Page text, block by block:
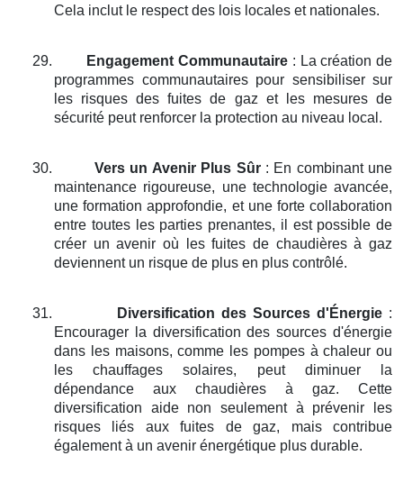
Cela inclut le respect des lois locales et nationales.
29. Engagement Communautaire : La création de
programmes communautaires pour sensibiliser sur
les risques des fuites de gaz et les mesures de
sécurité peut renforcer la protection au niveau local.
30. Vers un Avenir Plus Sûr: En combinant une
maintenance rigoureuse, une technologie avancée,
une formation approfondie, et une forte collaboration
entre toutes les parties prenantes, il est possible de
créer un avenir où les fuites de chaudières à gaz
deviennent un risque de plus en plus contrôlé.
31. Diversification des Sources d'Énergie:
Encourager la diversification des sources d'énergie
dans les maisons, comme les pompes à chaleur ou
les chauffages solaires, peut diminuer la
dépendance aux chaudières à gaz. Cette
diversification aide non seulement à prévenir les
risques liés aux fuites de gaz, mais contribue
également à un avenir énergétique plus durable.